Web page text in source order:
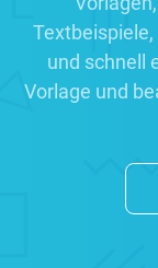
und schnell
Vorlage und